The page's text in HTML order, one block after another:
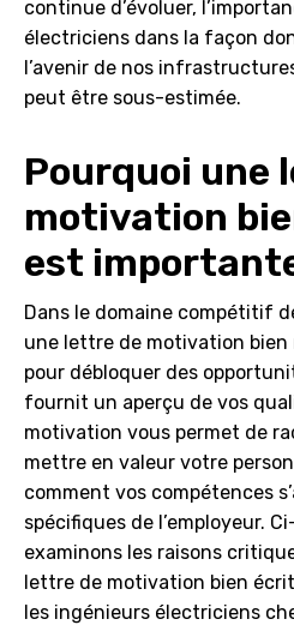
continue d’évoluer,
électriciens dans la façon
l’avenir de nos
peut être sous-estimée.
Pourquoi une
motivation
est
Dans le domaine compétitif
une lettre de motivation
pour débloquer des
fournit un aperçu de vos
motivation vous permet de
mettre en valeur votre
comment vos compétences
spécifiques de l’employeur.
examinons les raisons
lettre de motivation bien
les ingénieurs électriciens